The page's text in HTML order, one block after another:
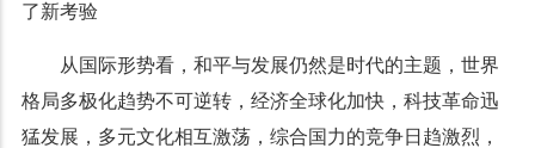
了新考验
从国际形势看，和平与发展仍然是时代的主题，世界
格局多极化趋势不可逆转，经济全球化加快，科技革命迅
猛发展，多元文化相互激荡，综合国力的竞争日趋激烈，